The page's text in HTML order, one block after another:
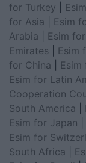
for Turkey
for Asia
Esim
Arabia
Esim
Emirates
Esim
for China
Esim for Latin
Cooperation
South America
Esim for Japan
Esim for
South Africa